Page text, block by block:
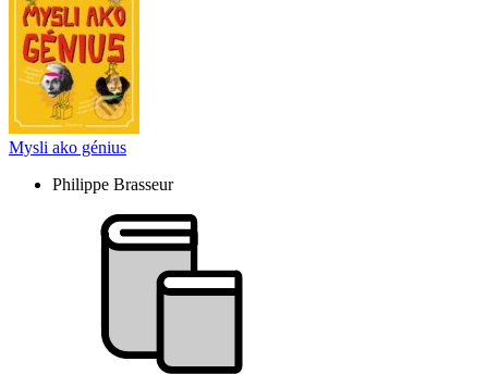
Mysli ako génius
Philippe Brasseur